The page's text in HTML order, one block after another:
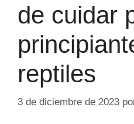
de cuidar
reptiles
3 de diciembre de 2023